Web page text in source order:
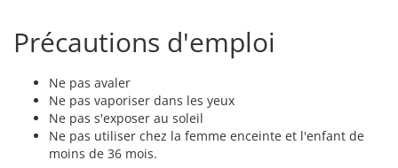
Précautions d'emploi
Ne pas avaler
Ne pas vaporiser dans les yeux
Ne pas s'exposer au soleil
Ne pas utiliser chez la femme enceinte et l'enfant de
moins de 36 mois.